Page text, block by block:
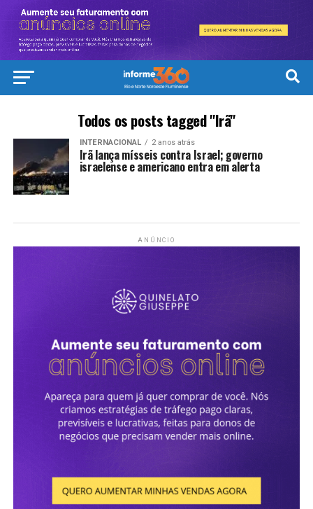
Todos os posts tagged "Irã"
INTERNACIONAL 2 anos atrás
Irã lança mísseis contra Israel; governo
israelense e americano entra em alerta
ANÚNCIO